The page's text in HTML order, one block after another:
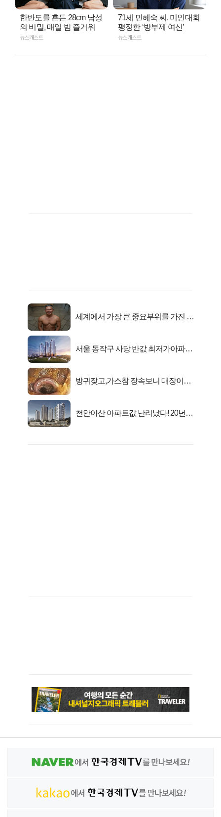
한반도를 흔든 28cm 남성
의 비밀, 매일 밤 즐거워
뉴스캐스트
71세 민혜숙 씨, 미인대회
평정한 ‘방부제 여신’
뉴스캐스트
세계에서 가장 큰 중요부위를 가진 남
서울 동작구 사당 반값 최저가아파트
방귀잦고,가스참 장속보니 대장이아
천안아산 아파트값 난리났다! 20년